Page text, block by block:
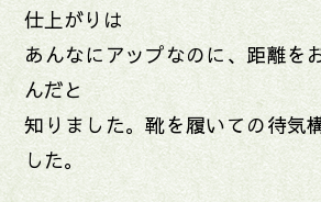
仕上がりは
あんなにアップなのに、距離を
んだと
知りました。靴を履いての待気
した。